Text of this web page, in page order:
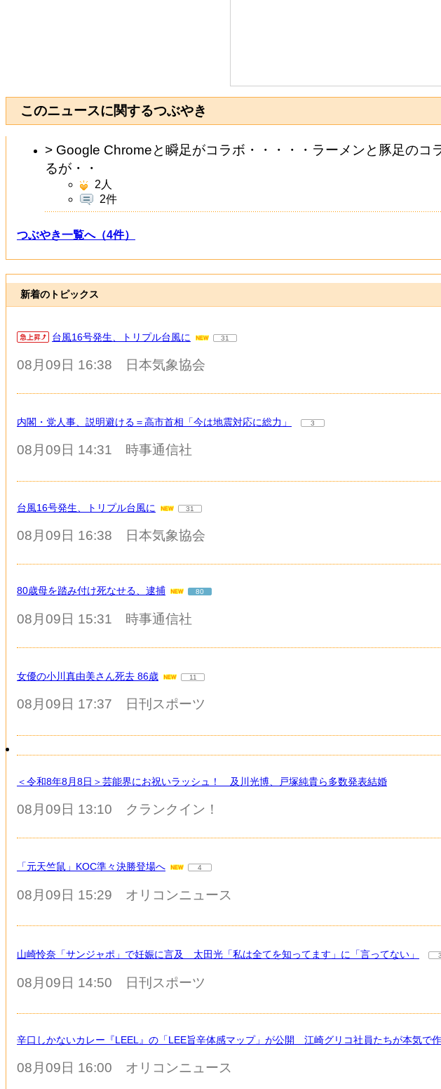
このニュースに関するつぶやき
> Google Chromeと瞬足がコラボ・・・・・ラーメンと豚足のコ
るが・・
2 人
2件
つぶやき一覧へ（4件）
新着のトピックス
台風16号発生、トリプル台風に 31
08月09日 16:38 日本気象協会
内閣・党人事、説明避ける＝高市首相「今は地震対応に総力」 3
08月09日 14:31 時事通信社
台風16号発生、トリプル台風に 31
08月09日 16:38 日本気象協会
80歳母を踏み付け死なせる、逮捕 80
08月09日 15:31 時事通信社
女優の小川真由美さん死去 86歳 11
08月09日 17:37 日刊スポーツ
＜令和8年8月8日＞芸能界にお祝いラッシュ！ 及川光博、戸塚純貴ら多数発表結婚
08月09日 13:10 クランクイン！
「元天竺鼠」KOC準々決勝登場へ 4
08月09日 15:29 オリコンニュース
山崎怜奈「サンジャポ」で妊娠に言及 太田光「私は全てを知ってます」に「言ってない」 3
08月09日 14:50 日刊スポーツ
辛口しかないカレー『LEEL』の「LEE旨辛体感マップ」が公開 江崎グリコ社員たちが本気で
08月09日 16:00 オリコンニュース